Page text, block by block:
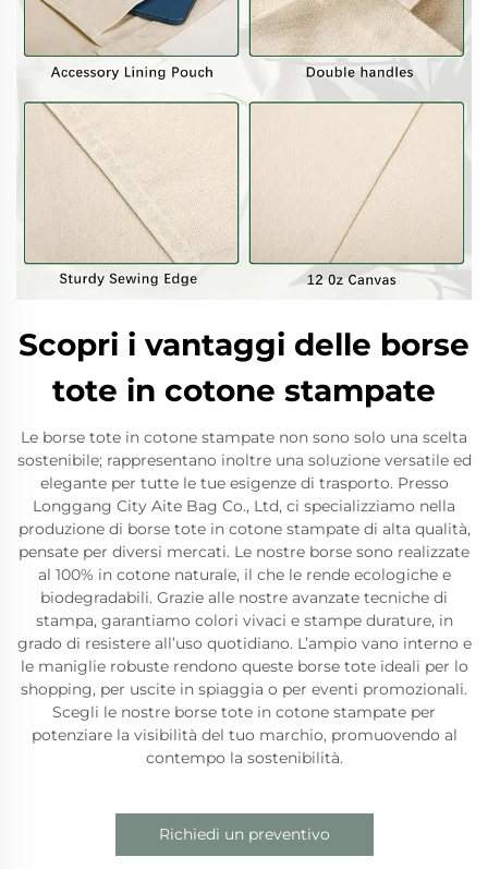
Scopri i vantaggi delle borse
tote in cotone stampate
Le borse tote in cotone stampate non sono solo una scelta
sostenibile; rappresentano inoltre una soluzione versatile ed
elegante per tutte le tue esigenze di trasporto. Presso
Longgang City Aite Bag Co., Ltd, ci specializziamo nella
produzione di borse tote in cotone stampate di alta qualità,
pensate per diversi mercati. Le nostre borse sono realizzate
al 100% in cotone naturale, il che le rende ecologiche e
biodegradabili. Grazie alle nostre avanzate tecniche di
stampa, garantiamo colori vivaci e stampe durature, in
grado di resistere all’uso quotidiano. L’ampio vano interno e
le maniglie robuste rendono queste borse tote ideali per lo
shopping, per uscite in spiaggia o per eventi promozionali.
Scegli le nostre borse tote in cotone stampate per
potenziare la visibilità del tuo marchio, promuovendo al
contempo la sostenibilità.
Richiedi un preventivo